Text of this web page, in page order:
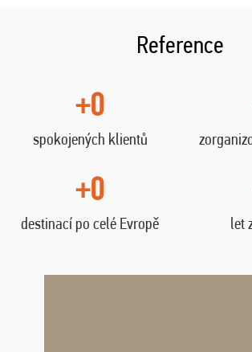
Reference
+0
spokojených klientů
+0
destinací po celé Evropě let